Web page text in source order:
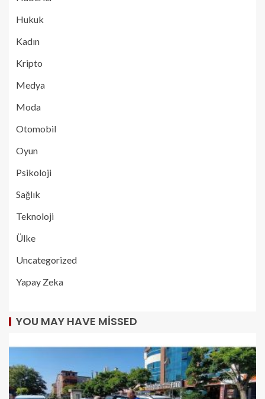
Hukuk
Kadın
Kripto
Medya
Moda
Otomobil
Oyun
Psikoloji
Sağlık
Teknoloji
Ülke
Uncategorized
Yapay Zeka
YOU MAY HAVE MISSED